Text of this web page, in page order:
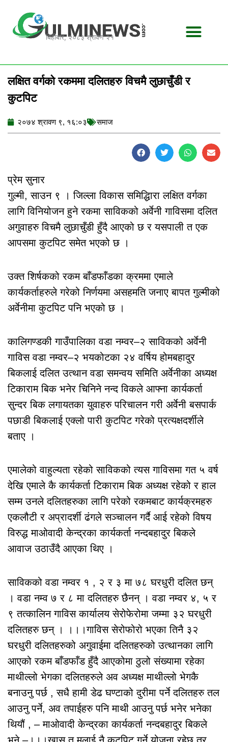
content
बिहीबार, २०८३ श्रावण २१
लक्षित वर्गको रकममा दलितहरु विचमै लुछाचुँडी र
कुटपिट
२०७४ श्रावण ९, १६:०३ समाज
प्रेम सुनार
गुल्मी, साउन ९ । जिल्ला विकास समिद्धिारा लक्षित वर्गका
लागि विनियोजन हुने रकमा साविकको अर्वेनी गाविसमा दलित
अगुवाहरु विचमै लुछाचुँडी हुँदै आएको छ र यसपाली त एक
आपसमा कुटपिट समेत भएको छ ।
उक्त शिर्षकको रकम बाँडफाँडका क्रममा एमाले
कार्यकर्ताहरुले गरेको निर्णयमा असहमति जनाए बापत गुल्मीको
अर्वेनीमा कुटपिट पनि भएको छ ।
कालिगण्डकी गाउँपालिका वडा नम्वर–२ साविकको अर्वेनी
गाविस वडा नम्वर–२ भयकोटका २४ वर्षिय होमबहादुर
बिकलाई दलित उत्थान वडा समन्वय समिति अर्वेनीका अध्यक्ष
टिकाराम बिक भनेर चिनिने नन्द विकले आफ्ना कार्यकर्ता
सुन्दर बिक लगायतका युवाहरु परिचालन गरी अर्वेनी बसपार्क
पछाडी बिकलाई एक्लो पारी कुटपिट गरेको प्रत्यक्षदर्शीले
बताए ।
एमालेको वाहुल्यता रहेको साविकको त्यस गाविसमा गत ५ वर्ष
देखि एमाले कै कार्यकर्ता टिकाराम बिक अध्यक्ष रहेको र हाल
सम्म उनले दलितहरुका लागि परेको रकमबाट कार्यक्रमहरु
एकलौटी र अप्रादर्शी ढंगले सञ्चालन गर्दै आई रहेको विषय
विरुद्ध माओवादी केन्द्रका कार्यकर्ता नन्दबहादुर बिकले
आवाज उठाउँदै आएका थिए ।
साविकको वडा नम्वर १ , २ र ३ मा ७८ घरधुरी दलित छन्
। वडा नम्व ७ र ८ मा दलितहरु छैनन् । वडा नम्वर ४, ५ र
९ तत्कालिन गाविस कार्यालय सेरोफेरोमा जम्मा ३२ घरधुरी
दलितहरु छन् । ।।।गाविस सेरोफोरो भएका तिनै ३२
घरधुरी दलितहरुको अगुवाईमा दलितहरुको उत्थानका लागि
आएको रकम बाँडफाँड हुँदै आएकोमा ठुलो संख्यामा रहेका
माथील्लो भेगका दलितहरुले अव अध्यक्ष माथील्लो भेगकै
बनाउनु पर्छ , सधै हामी डेढ घण्टाको दुरीमा पर्ने दलितहरु तल
आउनु पर्ने, अव तपाईहरु पनि माथी आउनु पर्छ भनेर भनेका
थियौं , – माओवादी केन्द्रका कार्यकर्ता नन्दबहादुर बिकले